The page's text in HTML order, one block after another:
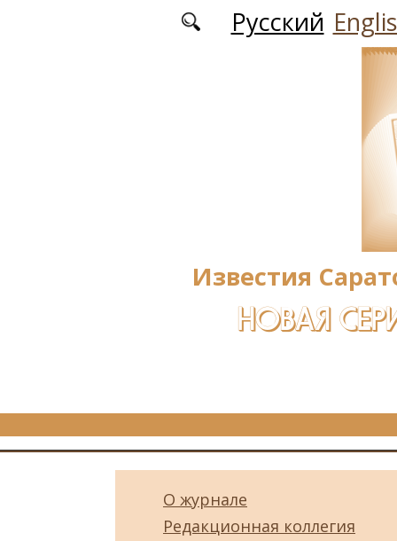
Перейти к основному содержаниюРусский
Известия
НОВАЯ
О журнале
Редакционная коллегия